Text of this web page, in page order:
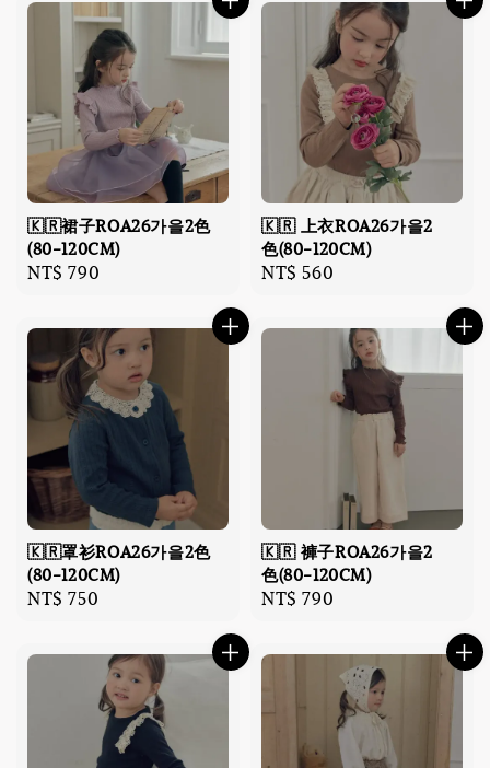
🇰🇷裙子ROA26가을2色
(80-120CM)
Regular
NT$ 790
🇰🇷 上衣ROA26가을2
色(80-120CM)
Regular
NT$ 560
🇰🇷罩衫ROA26가을2色
(80-120CM)
Regular
NT$ 750
🇰🇷 褲子ROA26가을2
色(80-120CM)
Regular
NT$ 790